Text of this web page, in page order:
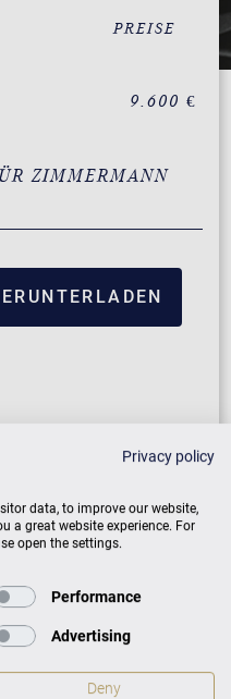
PREISE
9.600 €
ZIMMERMANN
Fachleute
Privacy policy
data, to improve our website,
a great website experience. For
open the settings.
Performance
Advertising
Deny